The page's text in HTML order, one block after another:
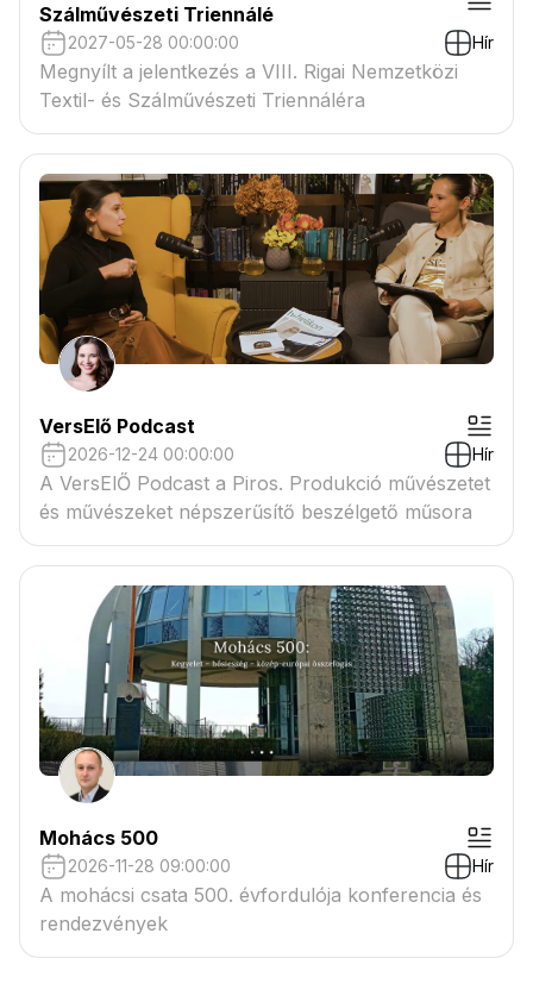
Szálművészeti Triennálé
2027-05-28 00:00:00 Hír
Megnyílt a jelentkezés a VIII. Rigai Nemzetközi
Textil- és Szálművészeti Triennáléra
VersElő Podcast
2026-12-24 00:00:00 Hír
A VersElŐ Podcast a Piros. Produkció művészetet
és művészeket népszerűsítő beszélgető műsora
Mohács 500
2026-11-28 09:00:00 Hír
A mohácsi csata 500. évfordulója konferencia és
rendezvények